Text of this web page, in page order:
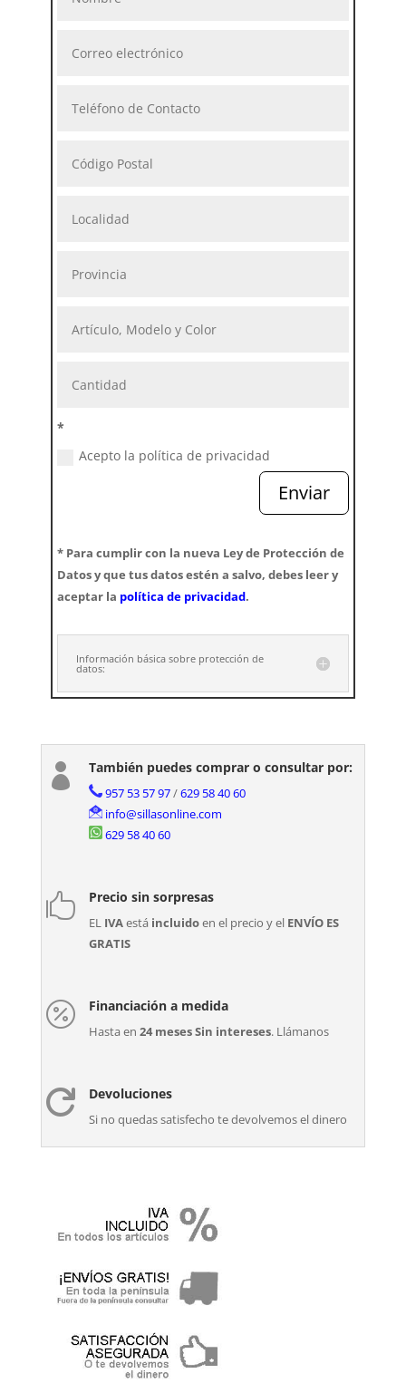
*
Acepto la política de privacidad
Enviar
* Para cumplir con la nueva Ley de Protección de
Datos y que tus datos estén a salvo, debes leer y
aceptar la política de privacidad.
Información básica sobre protección de
datos:
 También puedes comprar o consultar por:
957 53 57 97/629 58 40 60
info@sillasonline.com
629 58 40 60
 Precio sin sorpresas
EL IVAestá incluidoen el precio y el ENVÍO ES
GRATIS
 Financiación a medida
Hasta en 24 meses Sin intereses. Llámanos
 Devoluciones
Si no quedas satisfecho te devolvemos el dinero